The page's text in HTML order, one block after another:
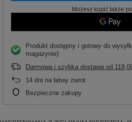
Możesz kupić także
Produkt dostępny i gotowy do
magazynie)
Darmowa i szybka dostawa od
14 dni na łatwy zwrot
Bezpieczne zakupy